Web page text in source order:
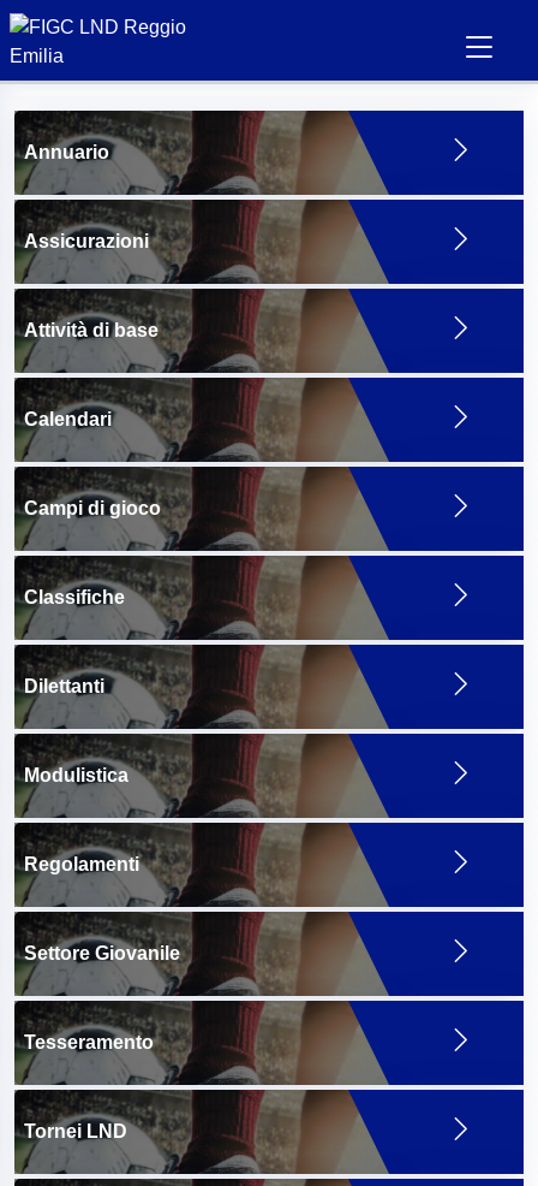
Annuario
Assicurazioni
Attività di base
Calendari
Campi di gioco
Classifiche
Dilettanti
Modulistica
Regolamenti
Settore Giovanile
Tesseramento
Tornei LND